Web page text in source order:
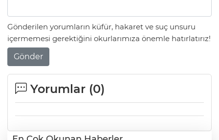
Gönderilen yorumların küfür, hakaret ve suç unsuru
içermemesi gerektiğini okurlarımıza önemle hatırlatırız!
Gönder
Yorumlar (0)